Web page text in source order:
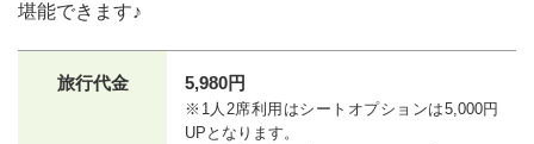
堪能できます♪
旅行代金 5,980円
※1人2席利用はシートオプションは5,000円
UPとなります。